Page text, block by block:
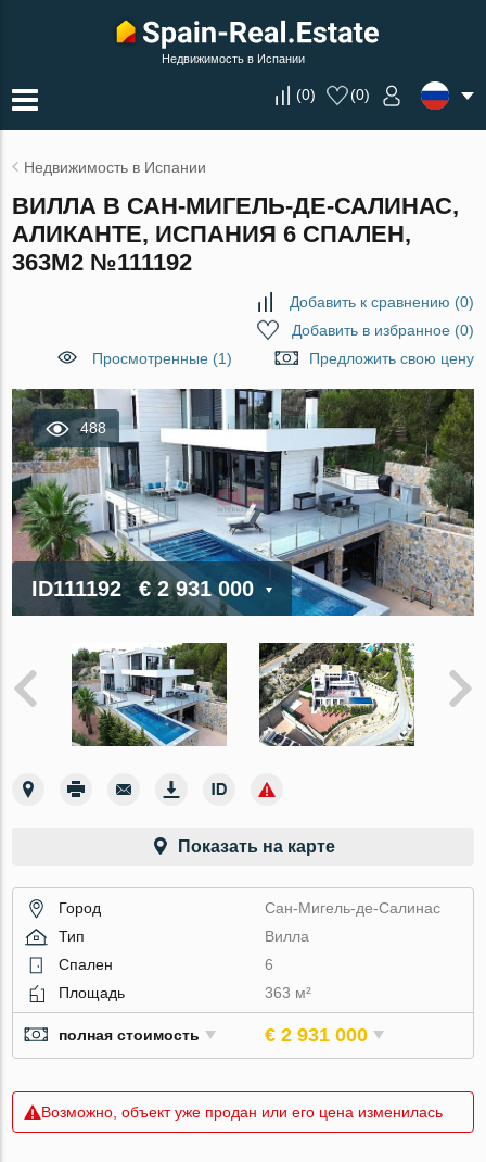
Недвижимость в Испании
(0) (0)
Недвижимость в Испании
ВИЛЛА В САН-МИГЕЛЬ-ДЕ-САЛИНАС,
АЛИКАНТЕ, ИСПАНИЯ 6 СПАЛЕН,
363М2 №111192
Добавить к сравнению (0)
Добавить в избранное(0)
Просмотренные (1)
Предложить свою цену
488
ID111192 € 2 931 000
Показать на карте
Город
Сан-Мигель-де-Салинас
Тип
Вилла
Спален
6
Площадь
363 м²
полная стоимость € 2 931 000
Возможно, объект уже продан или его цена изменилась